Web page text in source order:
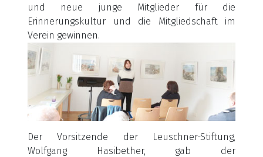
und neue junge Mitglieder für die
Erinnerungskultur und die Mitgliedschaft im
Verein gewinnen.
Der Vorsitzende der Leuschner-Stiftung,
Wolfgang Hasibether, gab der